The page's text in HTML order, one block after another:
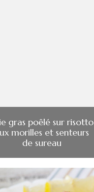
gras poêlé sur risotto
morilles et senteurs
de sureau